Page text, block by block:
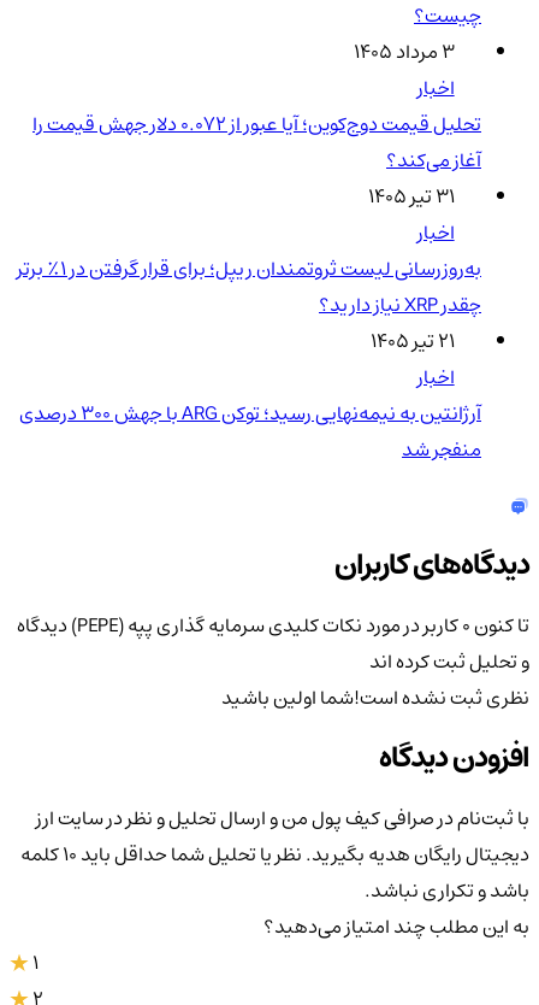
چیست؟
۳ مرداد ۱۴۰۵
اخبار
تحلیل قیمت دوج‌کوین؛ آیا عبور از ۰.۰۷۲ دلار جهش قیمت را
آغاز می‌کند؟
۳۱ تیر ۱۴۰۵
اخبار
به‌روزرسانی لیست ثروتمندان ریپل؛ برای قرار گرفتن در ۱٪ برتر
چقدر XRP نیاز دارید؟
۲۱ تیر ۱۴۰۵
اخبار
آرژانتین به نیمه‌نهایی رسید؛ توکن ARG با جهش ۳۰۰ درصدی
منفجر شد
دیدگاه‌های کاربران
تا کنون 0 کاربر در مورد نکات کلیدی سرمایه گذاری پپه (PEPE)
دیدگاه
و تحلیل ثبت کرده اند
نظری ثبت نشده است!شما اولین باشید
افزودن دیدگاه
با ثبت‌نام در صرافی کیف پول من و ارسال تحلیل و نظر در سایت ارز
دیجیتال رایگان هدیه بگیرید. نظر یا تحلیل شما حداقل باید ۱۰ کلمه
باشد و تکراری نباشد.
به این مطلب چند امتیاز می‌دهید؟